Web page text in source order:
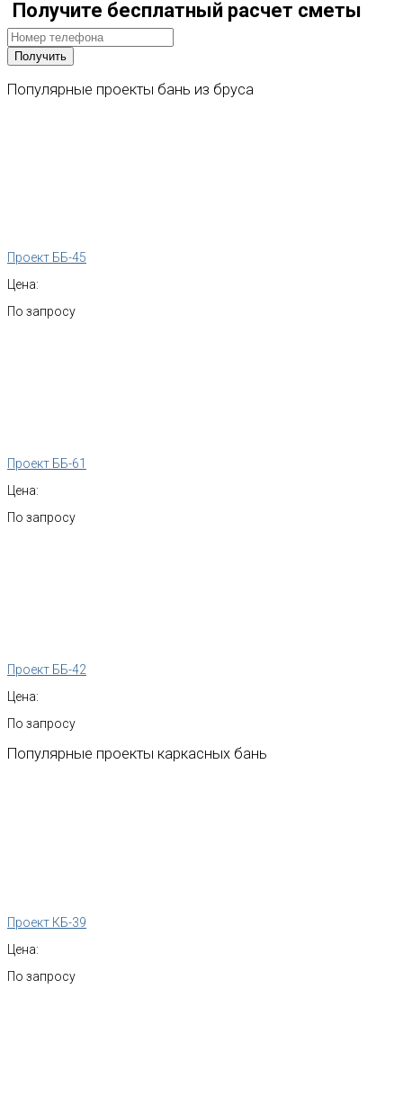
Получите бесплатный расчет сметы
Популярные проекты бань из бруса
Проект ББ-45
Цена:
По запросу
Проект ББ-61
Цена:
По запросу
Проект ББ-42
Цена:
По запросу
Популярные проекты каркасных бань
Проект КБ-39
Цена:
По запросу